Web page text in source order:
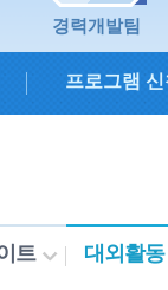
경력개발팀
프로그램
트 대외활동